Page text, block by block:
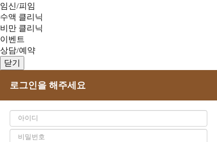
임신/피임
수액 클리닉
비만 클리닉
이벤트
상담/예약
닫기
로그인을 해주세요